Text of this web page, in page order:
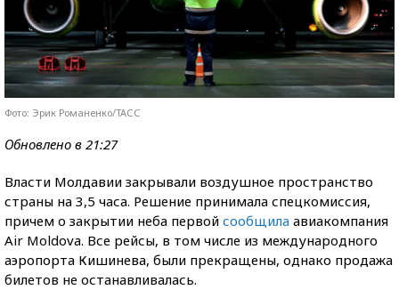
Фото: Эрик Романенко/ТАСС
Обновлено в 21:27
Власти Молдавии закрывали воздушное пространство
страны на 3,5 часа. Решение принимала спецкомиссия,
причем о закрытии неба первой сообщила авиакомпания
Air Moldova. Все рейсы, в том числе из международного
аэропорта Кишинева, были прекращены, однако продажа
билетов не останавливалась.